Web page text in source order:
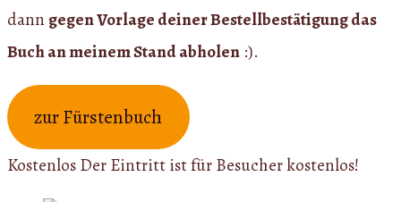
dann gegen Vorlage deiner Bestellbestätigung das
Buch an meinem Stand abholen :).
zur Fürstenbuch
KostenlosDer Eintritt ist für Besucher kostenlos!